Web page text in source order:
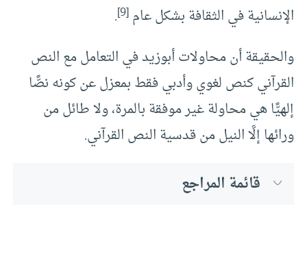
الإنسانية في الثقافة بشكل عام [9]
.
والحقيقة أن محاولات أبوزيد في التعامل مع النص
القرآني كنص لغوي وأدبي فقط بمعزل عن كونه نصًّا
إلهيًّا هي محاولة غير موفقة بالمرة، ولا طائل من
ورائها إلَّا النيل من قدسية النص القرآني.
قائمة المراجع